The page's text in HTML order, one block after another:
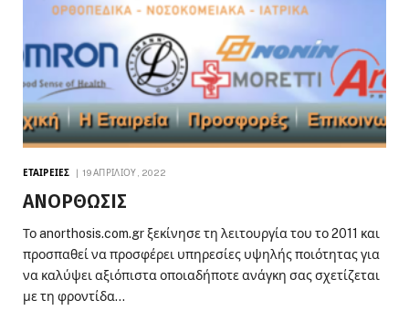
ΕΤΑΙΡΕΊΕΣ 19 ΑΠΡΙΛΊΟΥ, 2022
ΑΝΟΡΘΩΣΙΣ
Το anorthosis.com.gr ξεκίνησε τη λειτουργία του το 2011 και
προσπαθεί να προσφέρει υπηρεσίες υψηλής ποιότητας για
να καλύψει αξιόπιστα οποιαδήποτε ανάγκη σας σχετίζεται
με τη φροντίδα…